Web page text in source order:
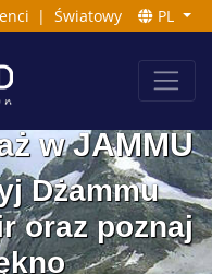
| Światowy PL
w JAMMU
Dżammu
oraz poznaj